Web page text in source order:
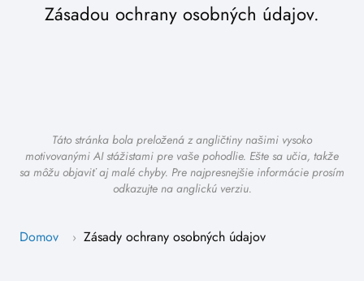
Zásadou ochrany osobných údajov.
Táto stránka bola preložená z angličtiny našimi vysoko
motivovanými AI stážistami pre vaše pohodlie. Ešte sa učia, takže
sa môžu objaviť aj malé chyby. Pre najpresnejšie informácie prosím
odkazujte na anglickú verziu.
Domov › Zásady ochrany osobných údajov